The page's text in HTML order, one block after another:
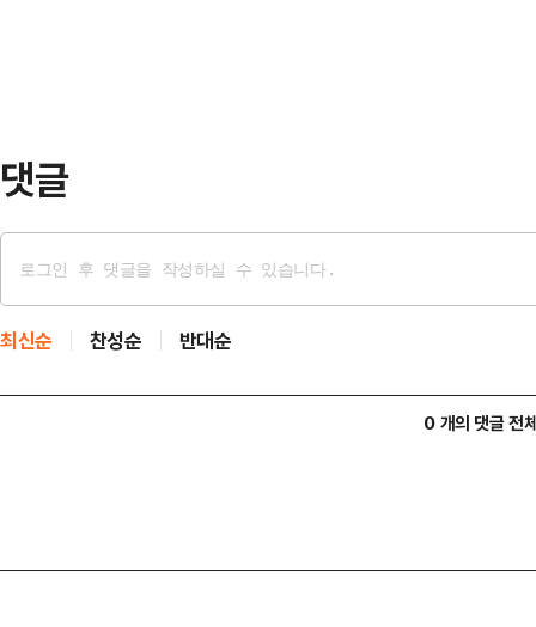
댓글
최신순 찬성순 반대순
0 개의 댓글 전